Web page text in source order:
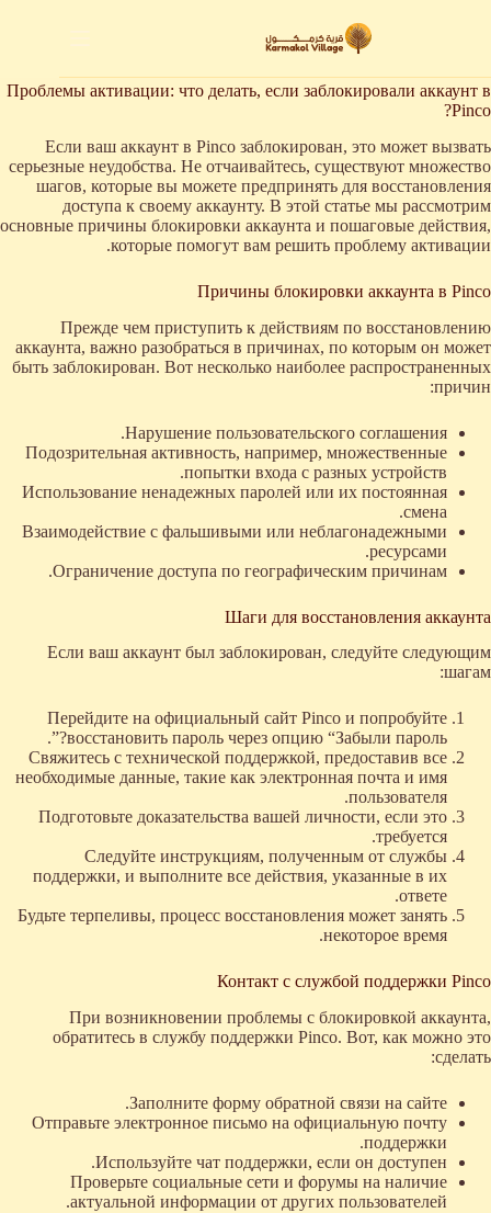
Проблемы активации: что делать, если заблокировали аккаунт в
Pinco?
Если ваш аккаунт в Pinco заблокирован, это может вызвать
серьезные неудобства. Не отчаивайтесь, существуют множество
шагов, которые вы можете предпринять для восстановления
доступа к своему аккаунту. В этой статье мы рассмотрим
основные причины блокировки аккаунта и пошаговые действия,
которые помогут вам решить проблему активации.
Причины блокировки аккаунта в Pinco
Прежде чем приступить к действиям по восстановлению
аккаунта, важно разобраться в причинах, по которым он может
быть заблокирован. Вот несколько наиболее распространенных
причин:
Нарушение пользовательского соглашения.
Подозрительная активность, например, множественные
попытки входа с разных устройств.
Использование ненадежных паролей или их постоянная
смена.
Взаимодействие с фальшивыми или неблагонадежными
ресурсами.
Ограничение доступа по географическим причинам.
Шаги для восстановления аккаунта
Если ваш аккаунт был заблокирован, следуйте следующим
шагам:
Перейдите на официальный сайт Pinco и попробуйте
восстановить пароль через опцию “Забыли пароль?”.
Свяжитесь с технической поддержкой, предоставив все
необходимые данные, такие как электронная почта и имя
пользователя.
Подготовьте доказательства вашей личности, если это
требуется.
Следуйте инструкциям, полученным от службы
поддержки, и выполните все действия, указанные в их
ответе.
Будьте терпеливы, процесс восстановления может занять
некоторое время.
Контакт с службой поддержки Pinco
При возникновении проблемы с блокировкой аккаунта,
обратитесь в службу поддержки Pinco. Вот, как можно это
сделать:
Заполните форму обратной связи на сайте.
Отправьте электронное письмо на официальную почту
поддержки.
Используйте чат поддержки, если он доступен.
Проверьте социальные сети и форумы на наличие
актуальной информации от других пользователей.